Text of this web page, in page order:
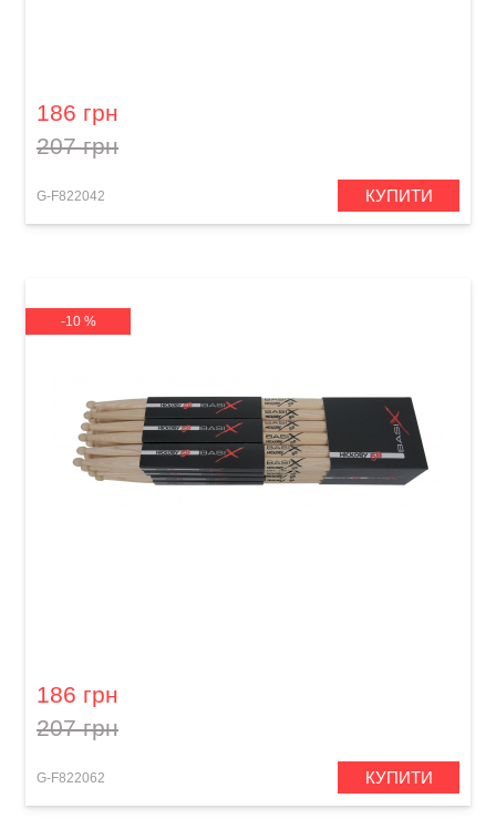
186 грн
207 грн
G-F822042 КУПИТИ
-10 %
186 грн
207 грн
G-F822062 КУПИТИ